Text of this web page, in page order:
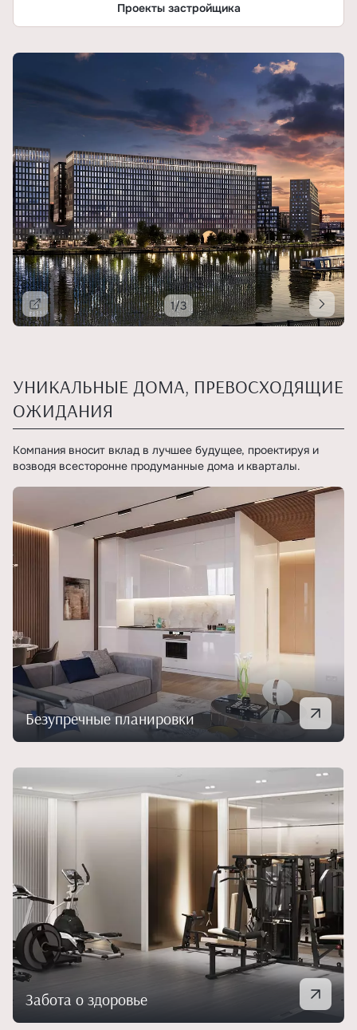
Проекты застройщика
Подробнее 1/3
УНИКАЛЬНЫЕ ДОМА, ПРЕВОСХОДЯЩИЕ
ОЖИДАНИЯ
Компания вносит вклад в лучшее будущее, проектируя и
возводя всесторонне продуманные дома и кварталы.
Безупречные планировки
Забота о здоровье